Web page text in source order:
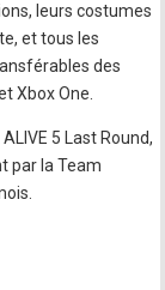
leurs costumes
et tous les
des
Xbox One.
5 Last Round,
par la Team